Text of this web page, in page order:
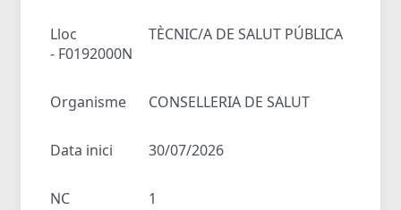
Lloc
TÈCNIC/A DE SALUT PÚBLICA
- F0192000N
Organisme CONSELLERIA DE SALUT
Data inici 30/07/2026
NC 1